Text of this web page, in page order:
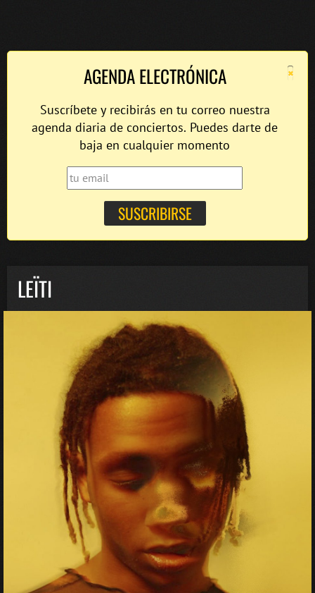
×
AGENDA ELECTRÓNICA
Suscríbete y recibirás en tu correo nuestra
agenda diaria de conciertos. Puedes darte de
baja en cualquier momento
LEÏTI